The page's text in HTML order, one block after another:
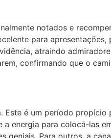
notados e
para
atraindo
confirmando que o
é um período
energia para colocá-las
Para outros, a